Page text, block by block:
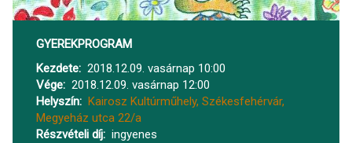
GYEREKPROGRAM
Kezdete
2018.12.09. vasárnap 10:00
Vége
2018.12.09. vasárnap 12:00
Helyszín
Kairosz Kultúrműhely, Székesfehérvár,
Megyeház utca 22/a
Részvételi díj
ingyenes